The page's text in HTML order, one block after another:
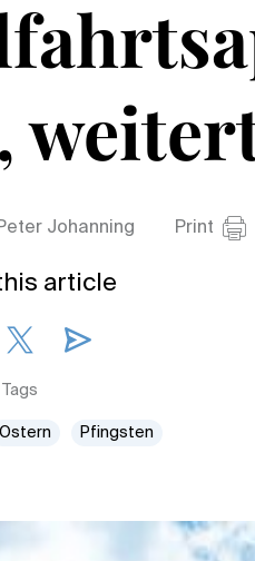
Johanning Print
article
Tags
Ostern Pfingsten